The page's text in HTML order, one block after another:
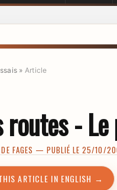
» Article
-
FAGES — PUBLIÉ LE 25/10/
ARTICLE IN ENGLISH →